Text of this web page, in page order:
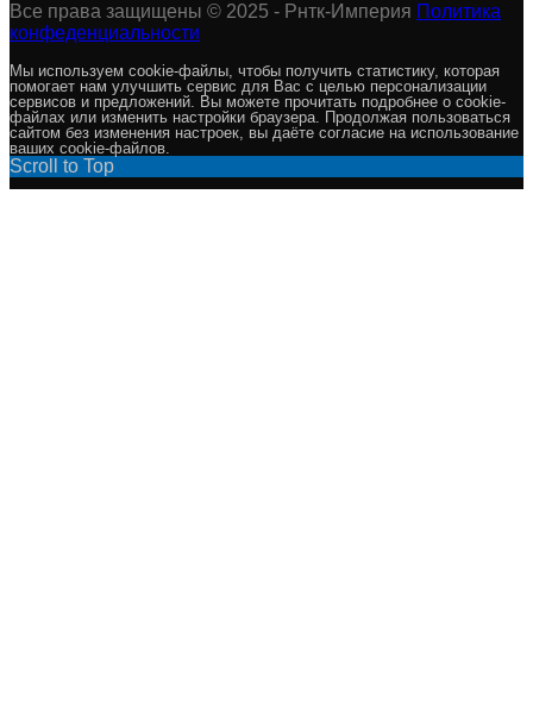
Все права защищены © 2025 - Рнтк-Империя Политика
конфеденциальности
Мы используем cookie-файлы, чтобы получить статистику, которая
помогает нам улучшить сервис для Вас с целью персонализации
сервисов и предложений. Вы можете прочитать подробнее о cookie-
файлах или изменить настройки браузера. Продолжая пользоваться
сайтом без изменения настроек, вы даёте согласие на использование
ваших cookie-файлов.
Scroll to Top